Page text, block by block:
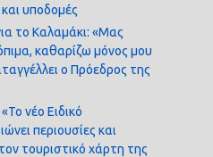
υποδομές
το Καλαμάκι: «Μας
καθαρίζω μόνος μου
ο Πρόεδρος της
νέο Ειδικό
περιουσίες και
τουριστικό χάρτη της